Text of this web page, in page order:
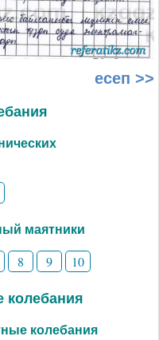
есеп >>
маятники
8 9 10
колебания
колебания